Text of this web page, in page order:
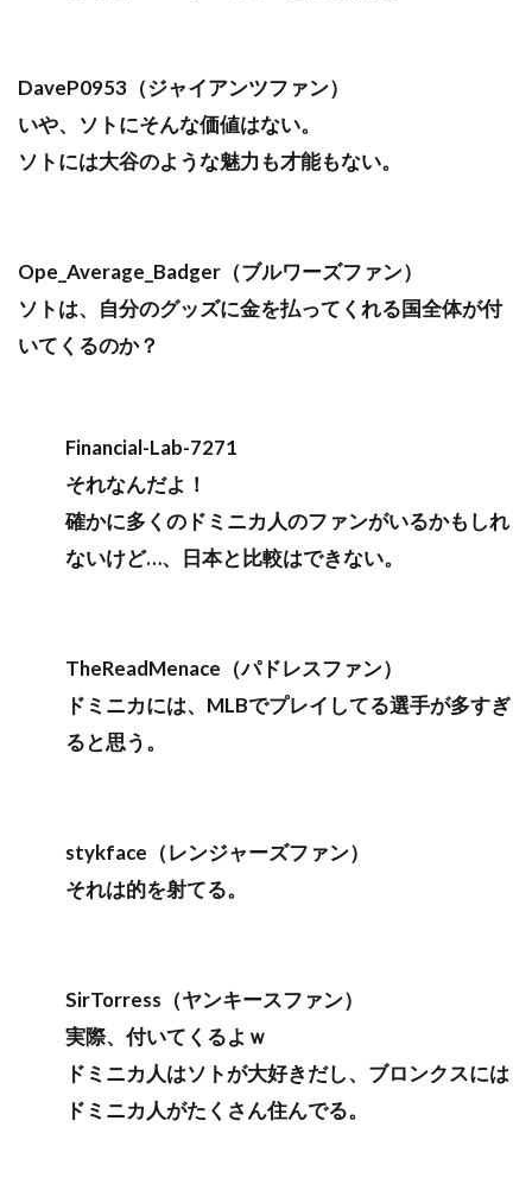
DaveP0953（ジャイアンツファン）
いや、ソトにそんな価値はない。
ソトには大谷のような魅力も才能もない。
Ope_Average_Badger（ブルワーズファン）
ソトは、自分のグッズに金を払ってくれる国全体が付
いてくるのか？
Financial-Lab-7271
それなんだよ！
確かに多くのドミニカ人のファンがいるかもしれ
ないけど…、日本と比較はできない。
TheReadMenace（パドレスファン）
ドミニカには、MLBでプレイしてる選手が多すぎ
ると思う。
stykface（レンジャーズファン）
それは的を射てる。
SirTorress（ヤンキースファン）
実際、付いてくるよｗ
ドミニカ人はソトが大好きだし、ブロンクスには
ドミニカ人がたくさん住んでる。